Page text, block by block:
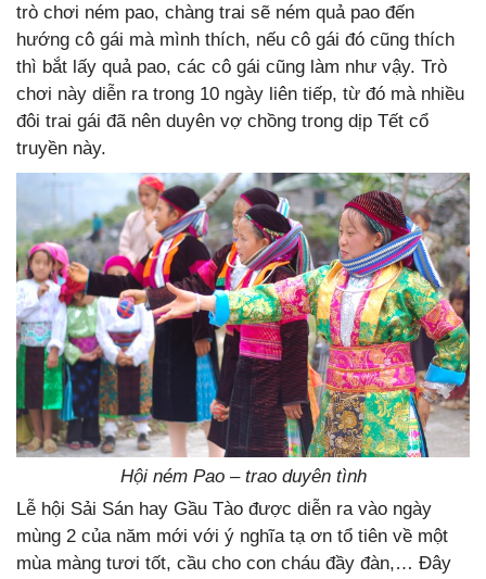
trò chơi ném pao, chàng trai sẽ ném quả pao đến
hướng cô gái mà mình thích, nếu cô gái đó cũng thích
thì bắt lấy quả pao, các cô gái cũng làm như vậy. Trò
chơi này diễn ra trong 10 ngày liên tiếp, từ đó mà nhiều
đôi trai gái đã nên duyên vợ chồng trong dịp Tết cổ
truyền này.
Hội ném Pao – trao duyên tình
Lễ hội Sải Sán hay Gầu Tào được diễn ra vào ngày
mùng 2 của năm mới với ý nghĩa tạ ơn tổ tiên về một
mùa màng tươi tốt, cầu cho con cháu đầy đàn,… Đây